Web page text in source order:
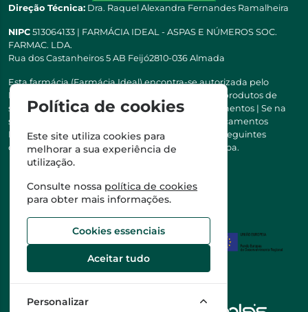
Direção Técnica: Dra. Raquel Alexandra Fernandes Ramalheira
NIPC 513064133 | FARMÁCIA IDEAL - ASPAS E NÚMEROS SOC.
FARMAC. LDA.
Rua dos Castanheiros 5 AB Feijó2810-036 Almada
Esta farmácia (Farmácia Ideal) encontra-se autorizada pelo
INFARMED para a dispensa de medicamentos e produtos de
saúde ao domicílio e através da internet. Medicamentos | Se na
sua receita tiver MSRM, MNSRM, MSRMV ou Medicamentos
Manipulados, estes só podem ser entregues nos seguintes
concelhos: Almada, Seixal, Sesimbra, Oeiras e Lisboa.
Política de cookies
Este site utiliza cookies para
melhorar a sua experiência de
utilização.
Consulte nossa política de cookies
para obter mais informações.
Cookies essenciais
Aceitar tudo
Personalizar